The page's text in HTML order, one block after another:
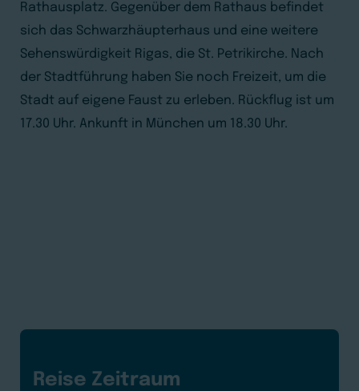
Rathausplatz. Gegenüber dem Rathaus befindet
sich das Schwarzhäupterhaus und eine weitere
Sehenswürdigkeit Rigas, die St. Petrikirche. Nach
der Stadtführung haben Sie noch Freizeit, um die
Stadt auf eigene Faust zu erleben. Rückflug ist um
17.30 Uhr. Ankunft in München um 18.30 Uhr.
Reise Zeitraum